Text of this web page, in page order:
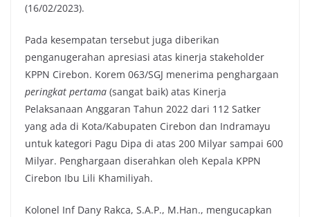
(16/02/2023).
Pada kesempatan tersebut juga diberikan
penganugerahan apresiasi atas kinerja stakeholder
KPPN Cirebon. Korem 063/SGJ menerima penghargaan
peringkat pertama (sangat baik) atas Kinerja
Pelaksanaan Anggaran Tahun 2022 dari 112 Satker
yang ada di Kota/Kabupaten Cirebon dan Indramayu
untuk kategori Pagu Dipa di atas 200 Milyar sampai 600
Milyar. Penghargaan diserahkan oleh Kepala KPPN
Cirebon Ibu Lili Khamiliyah.
Kolonel Inf Dany Rakca, S.A.P., M.Han., mengucapkan